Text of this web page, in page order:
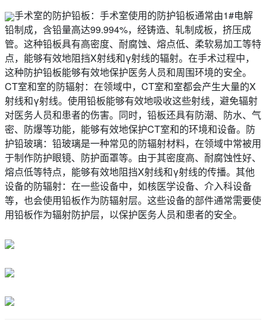
手术室的防护铅板：手术室使用的防护铅板通常由1#电解
铅制成，含铅量高达99.994%，经铸造、轧制成板，挤压成
管。这种铅板具有高密度、耐腐蚀、熔点低、柔软易加工等特
点，能够有效地阻挡X射线和γ射线的辐射。在手术过程中，
这种防护铅板能够有效地保护医务人员和周围环境的安全。
CT室和室的防辐射：在领域中，CT室和室都会产生大量的X
射线和γ射线。使用铅板能够有效地吸收这些射线，避免辐射
对医务人员和患者的伤害。同时，铅板还具有防潮、防水、气
密、防爆等功能，能够有效地保护CT室和的环境和设备。防
护铅玻璃：铅玻璃是一种常见的防辐射材料，在领域中常被用
于制作防护眼镜、防护面罩等。由于其密度高、耐腐蚀性好、
熔点低等特点，能够有效地阻挡X射线和γ射线的传播。其他
设备的防辐射：在一些设备中，如核医学设备、介入科设备
等，也会使用铅板作为防辐射层。这些设备的部件通常需要使
用铅板作为辐射防护层，以保护医务人员和患者的安全。